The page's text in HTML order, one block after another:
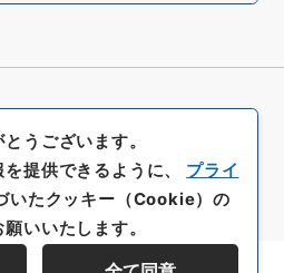
うございます。
提供できるように、 プライ
いたクッキー（Cookie）の
いいたします。